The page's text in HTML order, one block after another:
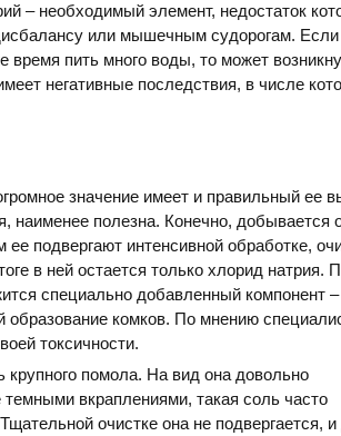
– необходимый элемент, недостаток
или мышечным судорогам. Если
время пить много воды, то может
негативные последствия, в числе
значение имеет и правильный ее
наименее полезна. Конечно, добывается
подвергают интенсивной обработке,
в ней остается только хлорид натрия.
специально добавленный компонент –
комков. По мнению
токсичности.
помола. На вид она довольно
вкраплениями, такая соль часто
очистке она не подвергается,